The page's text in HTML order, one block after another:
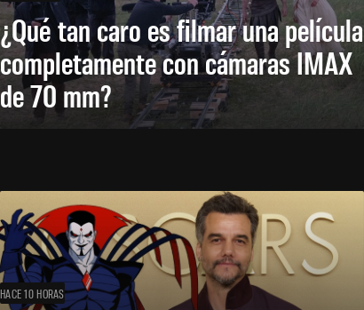
¿Qué tan caro es filmar una película
completamente con cámaras IMAX
de 70 mm?
HACE 10 HORAS